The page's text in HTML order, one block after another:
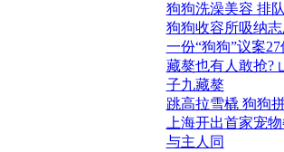
狗狗洗澡美容 排
狗狗收容所吸纳
一份“狗狗”议案
藏獒也有人敢抢?
子九藏獒
跳高拉雪橇 狗狗
上海开出首家宠
与主人同